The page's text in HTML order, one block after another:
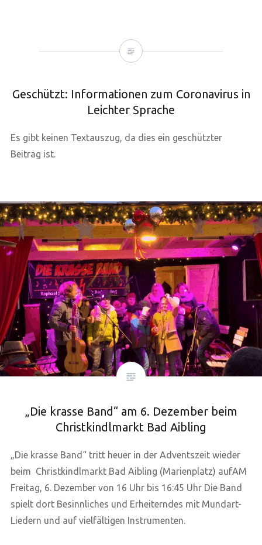
Geschützt: Informationen zum Coronavirus in
Leichter Sprache
Es gibt keinen Textauszug, da dies ein geschützter
Beitrag ist.
„Die krasse Band“ am 6. Dezember beim
Christkindlmarkt Bad Aibling
„Die krasse Band“ tritt heuer in der Adventszeit wieder
beim Christkindlmarkt Bad Aibling (Marienplatz) aufAM
Freitag, 6. Dezember von 16 Uhr bis 16:45 Uhr Die Band
spielt dort Besinnliches und Erheiterndes mit Mundart-
Liedern und auf vielfältigen Instrumenten.